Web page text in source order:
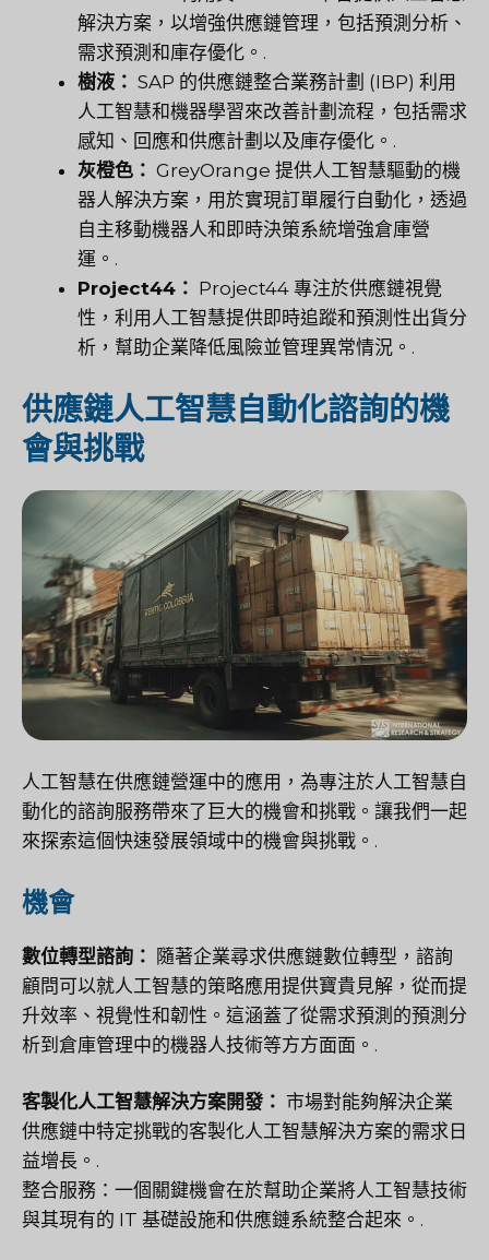
解決方案，以增強供應鏈管理，包括預測分析、
需求預測和庫存優化。.
樹液： SAP 的供應鏈整合業務計劃 (IBP) 利用
人工智慧和機器學習來改善計劃流程，包括需求
感知、回應和供應計劃以及庫存優化。.
灰橙色： GreyOrange 提供人工智慧驅動的機
器人解決方案，用於實現訂單履行自動化，透過
自主移動機器人和即時決策系統增強倉庫營
運。.
Project44： Project44 專注於供應鏈視覺
性，利用人工智慧提供即時追蹤和預測性出貨分
析，幫助企業降低風險並管理異常情況。.
供應鏈人工智慧自動化諮詢的機
會與挑戰
人工智慧在供應鏈營運中的應用，為專注於人工智慧自
動化的諮詢服務帶來了巨大的機會和挑戰。讓我們一起
來探索這個快速發展領域中的機會與挑戰。.
機會
數位轉型諮詢： 隨著企業尋求供應鏈數位轉型，諮詢
顧問可以就人工智慧的策略應用提供寶貴見解，從而提
升效率、視覺性和韌性。這涵蓋了從需求預測的預測分
析到倉庫管理中的機器人技術等方方面面。.
客製化人工智慧解決方案開發： 市場對能夠解決企業
供應鏈中特定挑戰的客製化人工智慧解決方案的需求日
益增長。.
整合服務：一個關鍵機會在於幫助企業將人工智慧技術
與其現有的 IT 基礎設施和供應鏈系統整合起來。.